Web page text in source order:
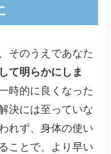
そのうえであなた
て明らかにしま
時的に良くなった
決には至っていな
れず、身体の使い
ことで、より早い